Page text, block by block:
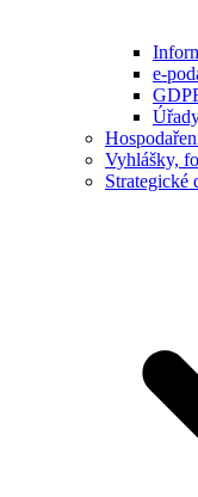
e-
Vyhlášky,
Strategické